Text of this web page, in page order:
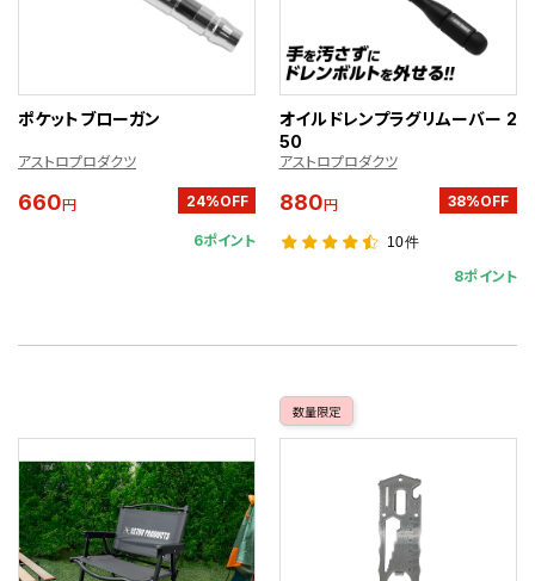
ポケットブローガン
アストロプロダクツ
660円 24%OFF
6ポイント
オイルドレンプラグリムーバー 2
50
アストロプロダクツ
880円 38%OFF
10件
8ポイント
数量限定